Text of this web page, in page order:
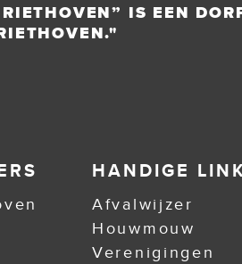
IS EEN
HANDIGE
Afvalwijzer
Houwmouw
Verenigingen